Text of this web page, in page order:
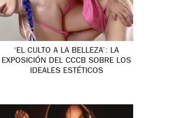
‘EL CULTO A LA BELLEZA’: LA
EXPOSICIÓN DEL CCCB SOBRE LOS
IDEALES ESTÉTICOS